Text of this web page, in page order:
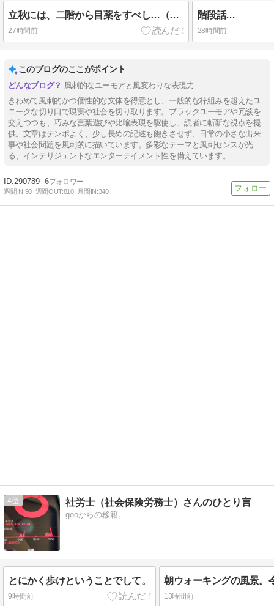
立秋には、二階から目薬をすべし…（え！
27時間前
階段話…
28時間前
このブログのここがポイント
風刺的なユーモアと風変わりな表現力
きわめて風刺的かつ個性的な文体を得意とし、一般的な枠組みを超えたユ
ニークな切り口で現実や社会を切り取ります。ブラックユーモアや冗談を
交えつつも、巧みな言葉遊びや比喩表現を駆使し、読者に斬新な視点を提
供。文章はテンポよく、少し長めの記述も飽きさせず、日常の小さな出来
事や社会問題を風刺的に描いています。多彩なテーマと風刺センスが光
る、インテリジェントなエンターテイメント性を備えています。
290789 6
週間IN:90 週間OUT:810 月間IN:340
4 社労士（社会保険労務士）さんのひとり言
gooからの移籍。
とにかく歩けということでして。
9時間前 13時間前